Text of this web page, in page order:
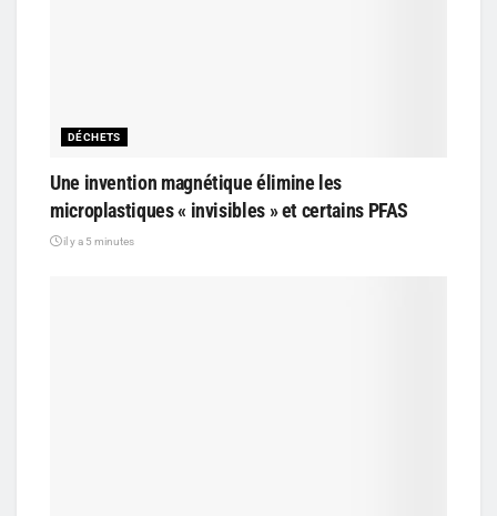
DÉCHETS
Une invention magnétique élimine les
microplastiques « invisibles » et certains PFAS
il y a 5 minutes